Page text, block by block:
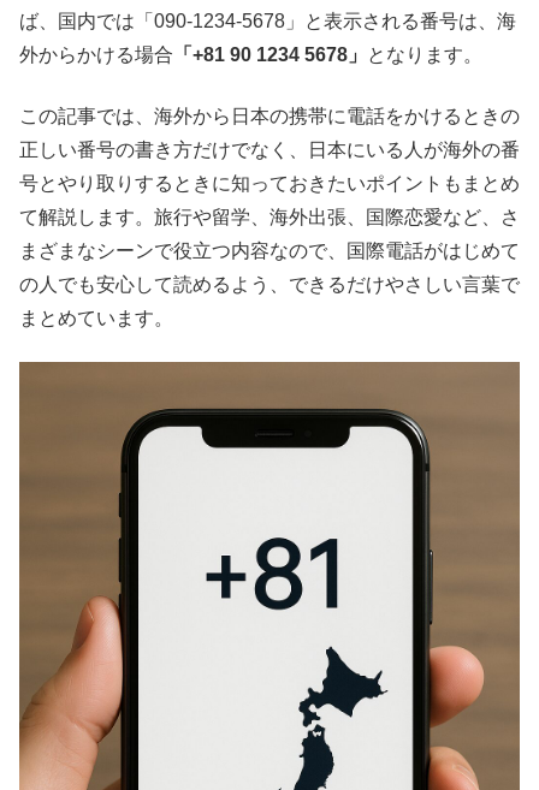
ば、国内では「090-1234-5678」と表示される番号は、海
外からかける場合 「+81 90 1234 5678」 となります。
この記事では、海外から日本の携帯に電話をかけるときの
正しい番号の書き方だけでなく、日本にいる人が海外の番
号とやり取りするときに知っておきたいポイントもまとめ
て解説します。旅行や留学、海外出張、国際恋愛など、さ
まざまなシーンで役立つ内容なので、国際電話がはじめて
の人でも安心して読めるよう、できるだけやさしい言葉で
まとめています。